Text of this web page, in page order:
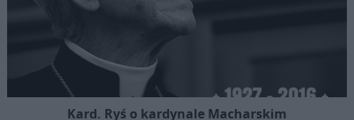
Kard. Ryś o kardynale Macharskim